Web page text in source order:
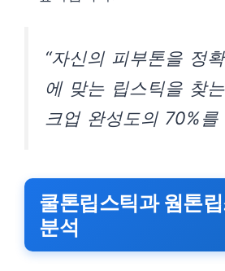
“자신의 피부톤을 정
에 맞는 립스틱을 찾
크업 완성도의 70%를
쿨톤립스틱과 웜톤
분석